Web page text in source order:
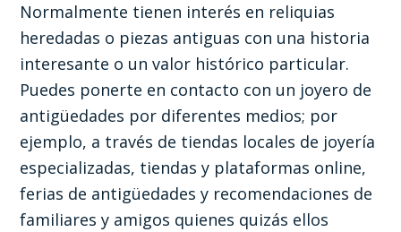
Normalmente tienen interés en reliquias
heredadas o piezas antiguas con una historia
interesante o un valor histórico particular.
Puedes ponerte en contacto con un joyero de
antigüedades por diferentes medios; por
ejemplo, a través de tiendas locales de joyería
especializadas, tiendas y plataformas online,
ferias de antigüedades y recomendaciones de
familiares y amigos quienes quizás ellos